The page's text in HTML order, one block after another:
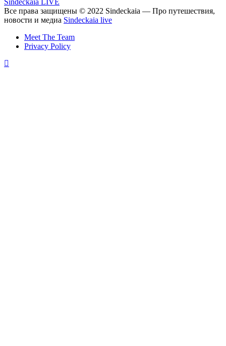
Sindeckaia LIVE
Все права защищены © 2022 Sindeckaia — Про путешествия,
новости и медиа Sindeckaia live
Meet The Team
Privacy Policy